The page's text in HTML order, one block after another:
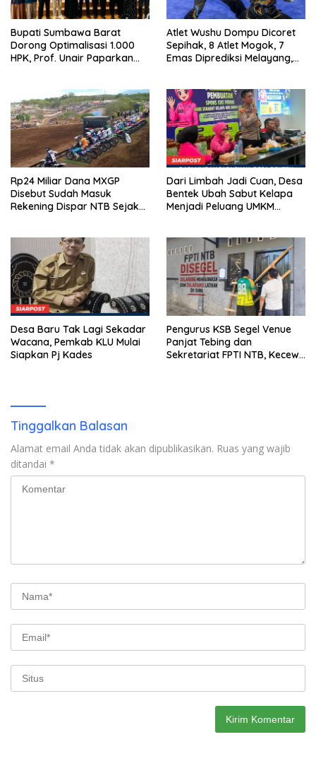
Bupati Sumbawa Barat
Dorong Optimalisasi 1.000
HPK, Prof. Unair Paparkan
Atlet Wushu Dompu Dicoret
Sepihak, 8 Atlet Mogok, 7
Emas Diprediksi Melayang,
Rp24 Miliar Dana MXGP
Disebut Sudah Masuk
Rekening Dispar NTB Sejak
Dari Limbah Jadi Cuan, Desa
Bentek Ubah Sabut Kelapa
Menjadi Peluang UMKM
Desa Baru Tak Lagi Sekadar
Wacana, Pemkab KLU Mulai
Siapkan Pj Kades
Pengurus KSB Segel Venue
Panjat Tebing dan
Sekretariat FPTI NTB, Kecewa
Tinggalkan Balasan
Alamat email Anda tidak akan dipublikasikan. Ruas yang wajib
ditandai *